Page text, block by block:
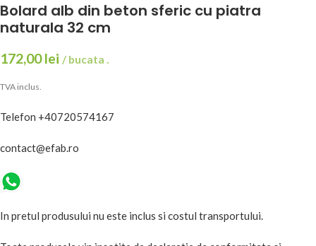
Bolard alb din beton sferic cu piatra
naturala 32 cm
172,00lei / bucata .
TVA inclus.
Telefon +40720574167
contact@efab.ro
In pretul produsului nu este inclus si costul transportului.